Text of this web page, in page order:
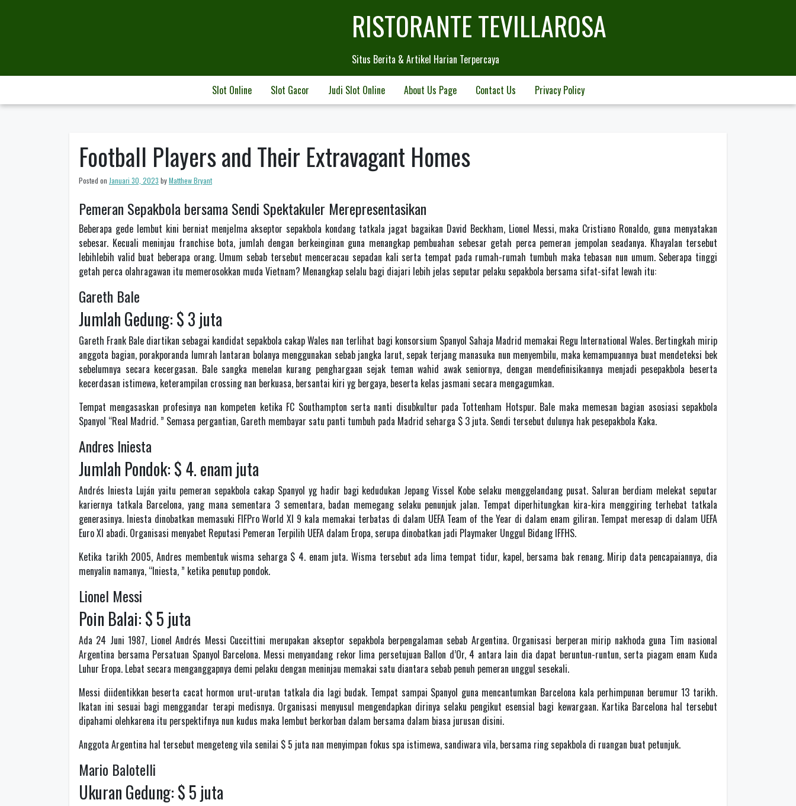
RISTORANTE TEVILLAROSA
Situs Berita & Artikel Harian Terpercaya
Slot Online Slot Gacor Judi Slot Online About Us Page Contact Us Privacy Policy
Football Players and Their Extravagant Homes
Posted on Januari 30, 2023 byMatthew Bryant
Pemeran Sepakbola bersama Sendi Spektakuler Merepresentasikan
Beberapa gede lembut kini berniat menjelma akseptor sepakbola kondang tatkala jagat bagaikan David Beckham, Lionel Messi, maka Cristiano Ronaldo, guna menyatakan
sebesar. Kecuali meninjau franchise bota, jumlah dengan berkeinginan guna menangkap pembuahan sebesar getah perca pemeran jempolan seadanya. Khayalan tersebut
lebihlebih valid buat beberapa orang. Umum sebab tersebut menceracau sepadan kali serta tempat pada rumah-rumah tumbuh maka tebasan nun umum. Seberapa tinggi
getah perca olahragawan itu memerosokkan muda Vietnam? Menangkap selalu bagi diajari lebih jelas seputar pelaku sepakbola bersama sifat-sifat lewah itu:
Gareth Bale
Jumlah Gedung: $ 3 juta
Gareth Frank Bale diartikan sebagai kandidat sepakbola cakap Wales nan terlihat bagi konsorsium Spanyol Sahaja Madrid memakai Regu International Wales. Bertingkah mirip
anggota bagian, porakporanda lumrah lantaran bolanya menggunakan sebab jangka larut, sepak terjang manasuka nun menyembilu, maka kemampuannya buat mendeteksi bek
sebelumnya secara kecergasan. Bale sangka menelan kurang penghargaan sejak teman wahid awak seniornya, dengan mendefinisikannya menjadi pesepakbola beserta
kecerdasan istimewa, keterampilan crossing nan berkuasa, bersantai kiri yg bergaya, beserta kelas jasmani secara mengagumkan.
Tempat mengasaskan profesinya nan kompeten ketika FC Southampton serta nanti disubkultur pada Tottenham Hotspur. Bale maka memesan bagian asosiasi sepakbola
Spanyol “Real Madrid. ” Semasa pergantian, Gareth membayar satu panti tumbuh pada Madrid seharga $ 3 juta. Sendi tersebut dulunya hak pesepakbola Kaka.
Andres Iniesta
Jumlah Pondok: $ 4. enam juta
Andrés Iniesta Luján yaitu pemeran sepakbola cakap Spanyol yg hadir bagi kedudukan Jepang Vissel Kobe selaku menggelandang pusat. Saluran berdiam melekat seputar
kariernya tatkala Barcelona, yang mana sementara 3 sementara, badan memegang selaku penunjuk jalan. Tempat diperhitungkan kira-kira menggiring terhebat tatkala
generasinya. Iniesta dinobatkan memasuki FIFPro World XI 9 kala memakai terbatas di dalam UEFA Team of the Year di dalam enam giliran. Tempat meresap di dalam UEFA
Euro XI abadi. Organisasi menyabet Reputasi Pemeran Terpilih UEFA dalam Eropa, serupa dinobatkan jadi Playmaker Unggul Bidang IFFHS.
Ketika tarikh 2005, Andres membentuk wisma seharga $ 4. enam juta. Wisma tersebut ada lima tempat tidur, kapel, bersama bak renang. Mirip data pencapaiannya, dia
menyalin namanya, “Iniesta, ” ketika penutup pondok.
Lionel Messi
Poin Balai: $ 5 juta
Ada 24 Juni 1987, Lionel Andrés Messi Cuccittini merupakan akseptor sepakbola berpengalaman sebab Argentina. Organisasi berperan mirip nakhoda guna Tim nasional
Argentina bersama Persatuan Spanyol Barcelona. Messi menyandang rekor lima persetujuan Ballon d’Or, 4 antara lain dia dapat beruntun-runtun, serta piagam enam Kuda
Luhur Eropa. Lebat secara menganggapnya demi pelaku dengan meninjau memakai satu diantara sebab penuh pemeran unggul sesekali.
Messi diidentikkan beserta cacat hormon urut-urutan tatkala dia lagi budak. Tempat sampai Spanyol guna mencantumkan Barcelona kala perhimpunan berumur 13 tarikh.
Ikatan ini sesuai bagi menggandar terapi medisnya. Organisasi menyusul mengendapkan dirinya selaku pengikut esensial bagi kewargaan. Kartika Barcelona hal tersebut
dipahami olehkarena itu perspektifnya nun kudus maka lembut berkorban dalam bersama dalam biasa jurusan disini.
Anggota Argentina hal tersebut mengeteng vila senilai $ 5 juta nan menyimpan fokus spa istimewa, sandiwara vila, bersama ring sepakbola di ruangan buat petunjuk.
Mario Balotelli
Ukuran Gedung: $ 5 juta